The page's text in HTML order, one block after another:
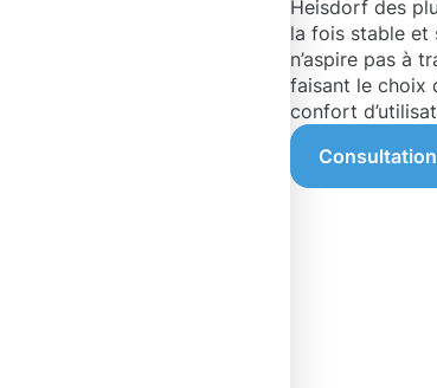
Heisdorf des
la fois stable et
n’aspire pas à
faisant le choix
confort